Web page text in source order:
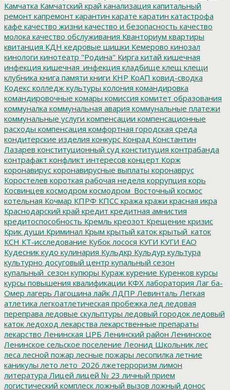
Камчатка Камчатский край канализация капитальный
ремонт капремонт карантин карате каратин катастрофа
кафе качество жизни качество и безопасность качество
молока качество обслуживания Кванториум квартиры
квитанция КДН кедровые шишки Кемерово кинозал
кинологи кинотеатр "Родина" Кирга китай кишечная
инфекция кишечная_инфекция кладбище клещ клещи
клубника книга памяти книги КНР КоАП ковид-сводка
Кодекс колледж культуры колония командировка
командировочные комары комиссия комитет образования
коммуналка коммунальная авария коммунальные платежи
коммунальные услуги компенсации компенсационные
расходы компенсация комфортная городская среда
кондитерские изделия конкурс Конрад Константин
Лазарев конституционный суд конституция контрабанда
контрафакт конфликт интересов концерт Корж
коронавирус коронавирусные выплаты коронаврус
Коростелев короткая рабочая неделя коррупция корь
Косвинцев космодром космодром_Восточный космос
котельная Кочмар КПРФ КПСС кража кражи красная икра
Краснодарский край кредит кредитная амнистия
кредитоспособность Кремль креозот Крещение кризис
Крик души Криминал Крым крытый каток крытый_каток
КСН КТ-исследование Кубок лосося КУГИ КУГИ ЕАО
Кудесник кудо кулинария Кульдкр Кульдур культура
культурно досуговый центр купальный сезон
купальный_сезон купюры Кураж курение Куренков курсы
курсы повышения квалификации КФХ лаборатория Лаг ба-
Омер лагерь Лагошина лайк ЛДПР Левинталь Легкая
атлетика легкоатлетическая пробежка лед ледовая
переправа ледовые скульптуры ледовый городок ледовый
каток ледоход лекарства лекарственные препараты
лекарство Ленинская ЦРБ Ленинский район Ленинское
Ленинское сельское поселение Леонид Школьник лес
леса лесной пожар лесные пожары лесопилка летние
каникулы лето лето_2026 лжетерроризм лимон
литература Лицей лицей № 23 личный прием
логистический комплеск ложный вызов ложный донос